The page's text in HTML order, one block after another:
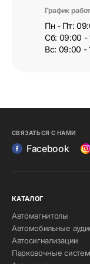
График
Пн - Пт:
Сб: 09:00 -
Вс: 09:00 -
СВЯЗАТЬСЯ С НАМИ
Facebook
КАТАЛОГ
Автомагнитолы
Автомобильные
Автосигнализации
Парковочные